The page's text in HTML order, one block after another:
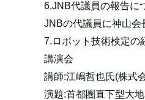
6.JNB代議員の報告に
JNBの代議員に神山会
7.ロボット技術検定の
講演会
講師:江嶋哲也氏(株式
演題:首都圏直下型大